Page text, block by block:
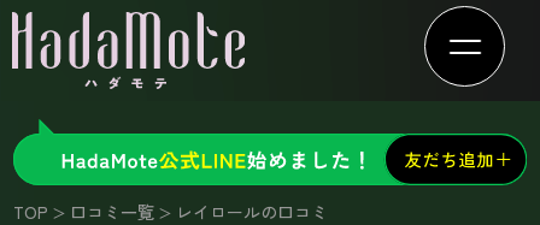
TOP 口コミ一覧 レイロールの口コミ